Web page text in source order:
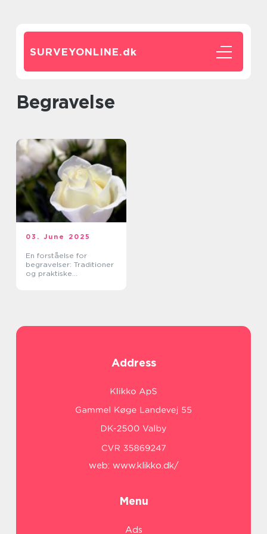
SURVEYONLINE.dk
Begravelse
03. June 2025
En forståelse for
begravelser: Traditioner
og praktiske
Address
web: www.klikko.dk/
Menu
Ads